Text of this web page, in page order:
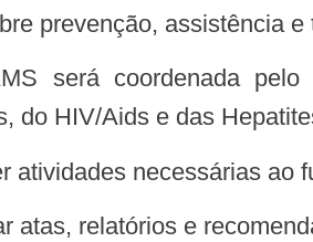
prevenção, assistência
do HIV/Aids e das
atividades necessárias ao
atas, relatórios e